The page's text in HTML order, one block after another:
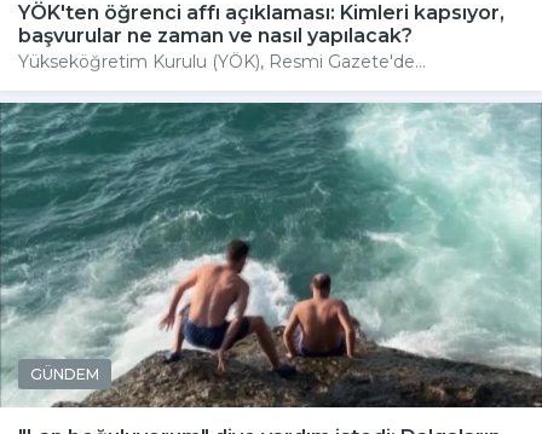
YÖK'ten öğrenci affı açıklaması: Kimleri kapsıyor,
başvurular ne zaman ve nasıl yapılacak?
Yükseköğretim Kurulu (YÖK), Resmi Gazete'de...
GÜNDEM